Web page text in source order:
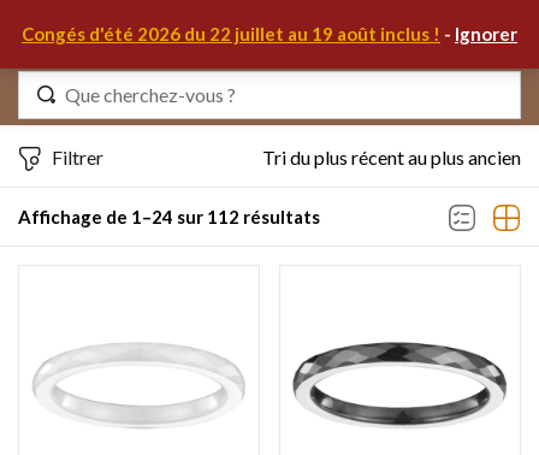
Congés d'été 2026 du 22 juillet au 19 août inclus ! - Ignorer
Affichage de 1–24 sur 112 résultats
Filtrer Tri du plus récent au plus ancien
Identifiez-vous
S'IDENTIFIER
MON COMPTE